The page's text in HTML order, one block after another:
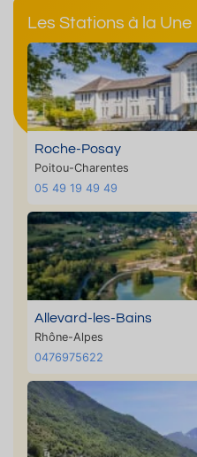
Les Stations à la Une
Roche-Posay
Poitou-Charentes
05 49 19 49 49
Allevard-les-Bains
Rhône-Alpes
0476975622